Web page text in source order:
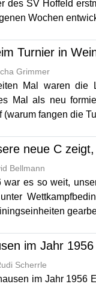
des SV Hoffeld
Wochen
Turnier in
Grimmer
Mal waren die
Mal als neu
fangen die
neue C
Bellmann
es so weit,
im Jahr
Scherrle
im Jahr 1956